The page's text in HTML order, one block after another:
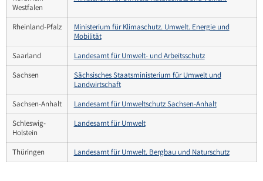
Westfalen
Rheinland-Pfalz
Ministerium für Klimaschutz. Umwelt. Energie und
Mobilität
Saarland
Landesamt für Umwelt- und Arbeitsschutz
Sachsen
Sächsisches Staatsministerium für Umwelt und
Landwirtschaft
Sachsen-Anhalt
Landesamt für Umweltschutz Sachsen-Anhalt
Schleswig-
Holstein
Landesamt für Umwelt
Thüringen Landesamt für Umwelt. Bergbau und Naturschutz